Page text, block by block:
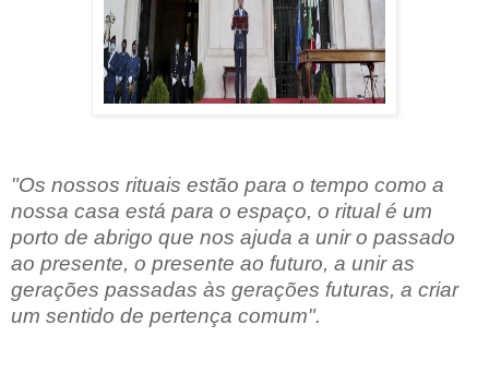
"Os nossos rituais estão para o tempo como a
nossa casa está para o espaço, o ritual é um
porto de abrigo que nos ajuda a unir o passado
ao presente, o presente ao futuro, a unir as
gerações passadas às gerações futuras, a criar
um sentido de pertença comum".